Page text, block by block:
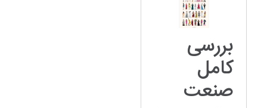
بررسی
کامل
صنعت